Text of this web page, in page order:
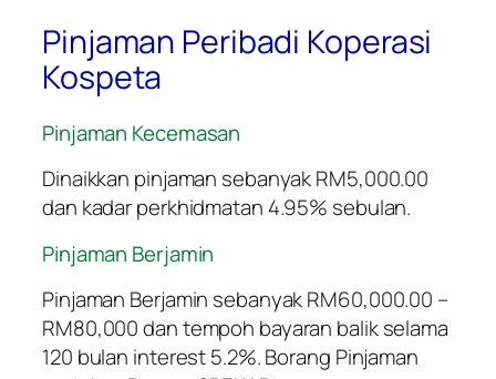
Pinjaman Peribadi Koperasi
Kospeta
Pinjaman Kecemasan
Dinaikkan pinjaman sebanyak RM5,000.00
dan kadar perkhidmatan 4.95% sebulan.
Pinjaman Berjamin
Pinjaman Berjamin sebanyak RM60,000.00 –
RM80,000 dan tempoh bayaran balik selama
120 bulan interest 5.2%. Borang Pinjaman